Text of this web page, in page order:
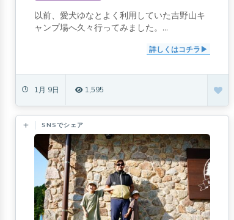
以前、愛犬ゆなとよく利用していた吉野山キ
ャンプ場へ久々行ってみました。...
詳しくはコチラ
1月 9日 1,595
SNSでシェア